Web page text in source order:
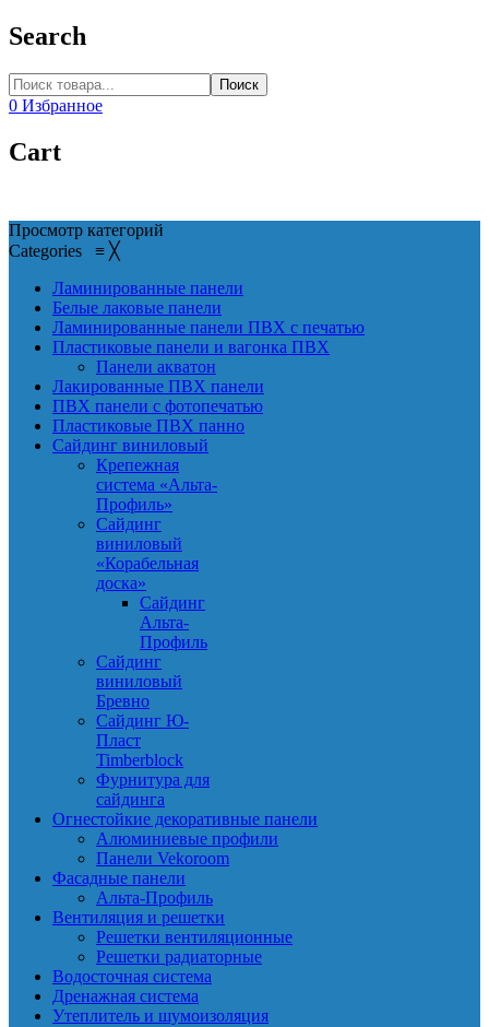
Search
Поиск
0 Избранное
Cart
Просмотр категорий
Categories ≡ ╳
Ламинированные панели
Белые лаковые панели
Ламинированные панели ПВХ с печатью
Пластиковые панели и вагонка ПВХ
Панели акватон
Лакированные ПВХ панели
ПВХ панели с фотопечатью
Пластиковые ПВХ панно
Сайдинг виниловый
Крепежная
система «Альта-
Профиль»
Сайдинг
виниловый
«Корабельная
доска»
Сайдинг
Альта-
Профиль
Сайдинг
виниловый
Бревно
Сайдинг Ю-
Пласт
Timberblock
Фурнитура для
сайдинга
Огнестойкие декоративные панели
Алюминиевые профили
Панели Vekoroom
Фасадные панели
Альта-Профиль
Вентиляция и решетки
Решетки вентиляционные
Решетки радиаторные
Водосточная система
Дренажная система
Утеплитель и шумоизоляция